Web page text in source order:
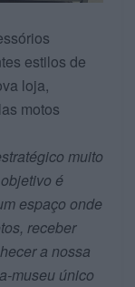
estilos de
loja,
motos
muito
é
espaço onde
receber
a nossa
museu único